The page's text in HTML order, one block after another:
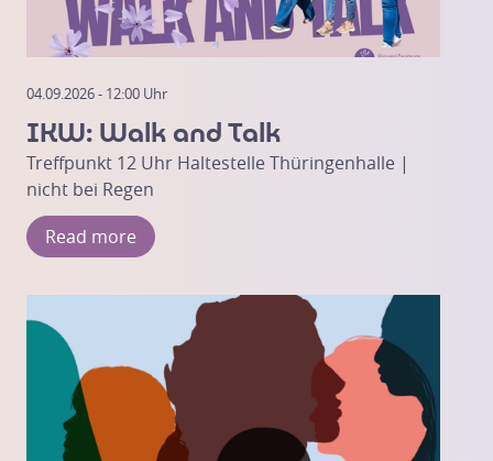
04.09.2026 - 12:00 Uhr
IKW: Walk and Talk
Treffpunkt 12 Uhr Haltestelle Thüringenhalle |
nicht bei Regen
Read more